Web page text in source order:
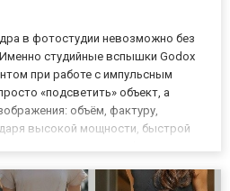
в фотостудии невозможно без
студийные вспышки Godox
при работе с импульсным
«подсветить» объект, а
объём, фактуру,
высокой мощности, быстрой